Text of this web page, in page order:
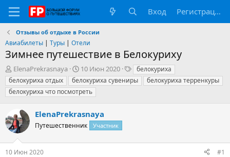
Вход Регистрация
Отзывы об отдыхе в России
Авиабилеты | Туры | Отели
Зимнее путешествие в Белокуриху
А
в
т
о
т
е
м
ы
ElenaPrekrasnaya
Д
а
т
а
а
ч
л
10 Июн 2020
Т
е
г
белокуриха
белокуриха отдых
белокуриха сувениры
белокуриха терренкуры
белокуриха что посмотреть
ElenaPrekrasnaya
Путешественник Участник
10 Июн 2020 #1